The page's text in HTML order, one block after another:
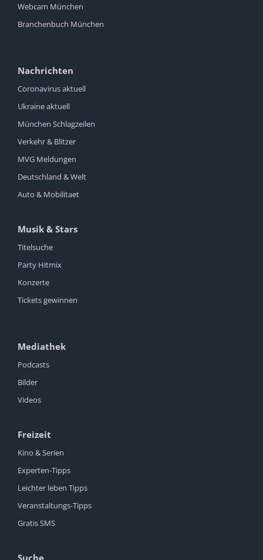
Webcam München
Branchenbuch München
Nachrichten
Coronavirus aktuell
Ukraine aktuell
München Schlagzeilen
Verkehr & Blitzer
MVG Meldungen
Deutschland & Welt
Auto & Mobilitaet
Musik & Stars
Titelsuche
Party Hitmix
Konzerte
Tickets gewinnen
Mediathek
Podcasts
Bilder
Videos
Freizeit
Kino & Serien
Experten-Tipps
Leichter leben Tipps
Veranstaltungs-Tipps
Gratis SMS
Suche